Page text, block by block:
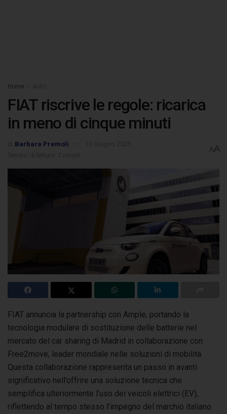
Home
FIAT riscrive le regole: ricarica
in meno di cinque minuti
Barbara Premoli
AA
FIAT annuncia la partnership con Ample, portando la
tecnologia modulare di sostituzione delle batterie nel
mercato del car sharing di Madrid in collaborazione con
Free2move, leader mondiale nelle soluzioni di mobilità.
Questa collaborazione rappresenta un passo in avanti
significativo nell’offrire una soluzione tecnica che
semplifica ulteriormente l’uso dei veicoli elettrici (EV),
riflettendo al tempo stesso l’impegno del marchio italiano